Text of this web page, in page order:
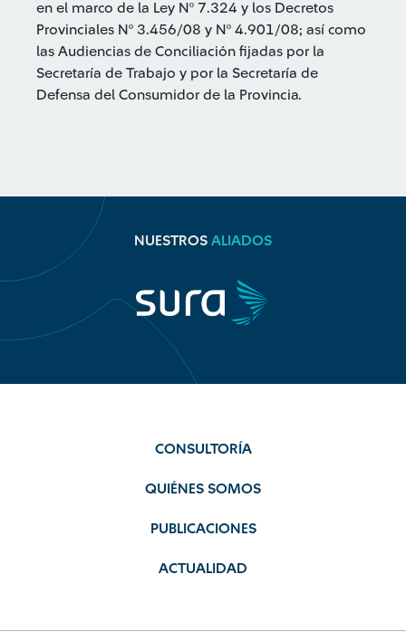
en el marco de la Ley Nº 7.324 y los Decretos
Provinciales Nº 3.456/08 y Nº 4.901/08; así como
las Audiencias de Conciliación fijadas por la
Secretaría de Trabajo y por la Secretaría de
Defensa del Consumidor de la Provincia.
NUESTROS ALIADOS
CONSULTORÍA
QUIÉNES SOMOS
PUBLICACIONES
ACTUALIDAD